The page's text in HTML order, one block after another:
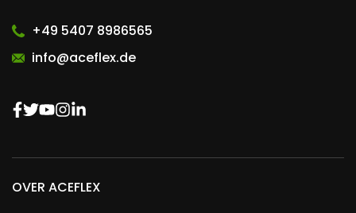
+49 5407 8986565
info@aceflex.de
OVER ACEFLEX